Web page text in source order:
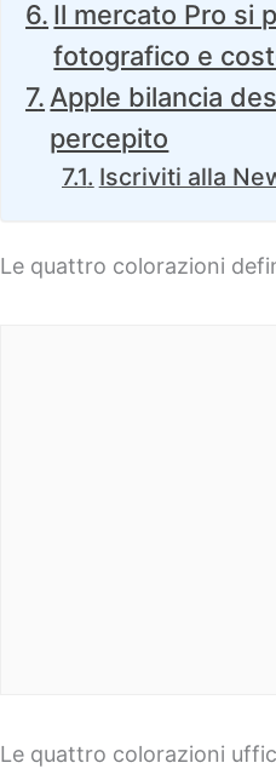
Il mercato Pro si
fotografico e
Apple bilancia
percepito
Iscriviti alla
Le quattro colorazioni
Le quattro colorazioni